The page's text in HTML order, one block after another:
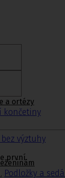
a ortézy
končetiny
výztuhy
, Podložky a
první.